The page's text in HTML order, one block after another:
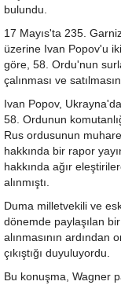
bulundu.
17 Mayıs'ta 235.
üzerine Ivan Popov'u
göre, 58. Ordu'nun
çalınması ve
Ivan Popov,
58. Ordunun
Rus ordusunun
hakkında bir rapor
hakkında ağır
alınmıştı.
Duma milletvekili ve
dönemde paylaşılan
alınmasının ardından
çıkıştığı duyuluyordu.
Bu konuşma, Wagner